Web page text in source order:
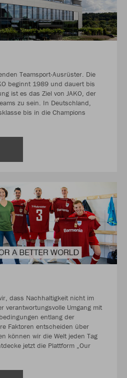
Teamsport-Ausrüster. Die
beginnt 1989 und dauert bis
ist es das Ziel von JAKO, der
zu sein. In Deutschland,
bis in die Champions
dass Nachhaltigkeit nicht im
verantwortungsvolle Umgang mit
entlang der
Faktoren entscheiden über
können wir die Welt jeden Tag
jetzt die Plattform „Our